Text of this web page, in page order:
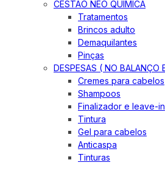
CESTÃO NEO QUIMICA
Tratamentos
Brincos adulto
Demaquilantes
Pinças
DESPESAS ( NO BALANÇO
Cremes para cabelos
Shampoos
Finalizador e leave-in
Tintura
Gel para cabelos
Anticaspa
Tinturas